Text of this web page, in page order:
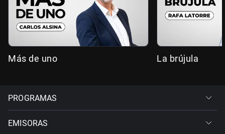
Más de uno La brújula
PROGRAMAS
EMISORAS